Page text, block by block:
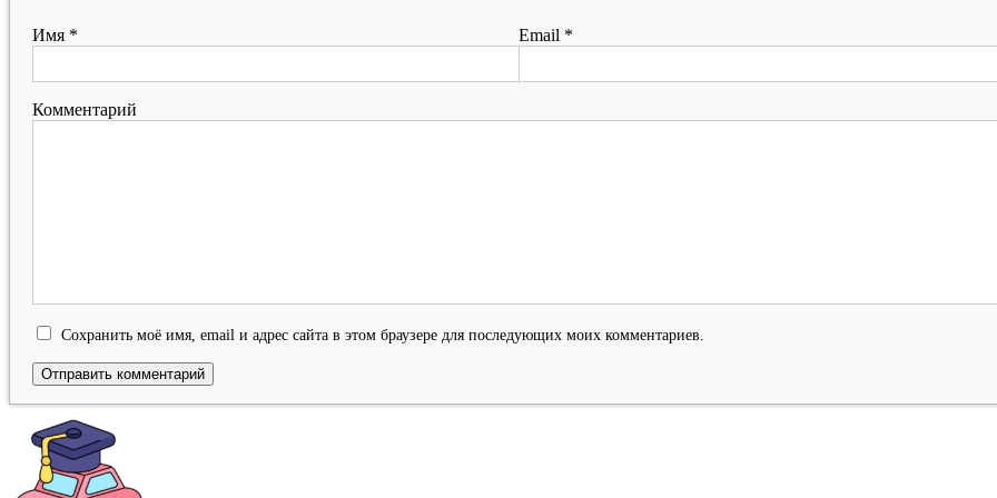
Имя * Email *
Комментарий
Сохранить моё имя, email и адрес сайта в этом браузере для последующих моих комментариев.